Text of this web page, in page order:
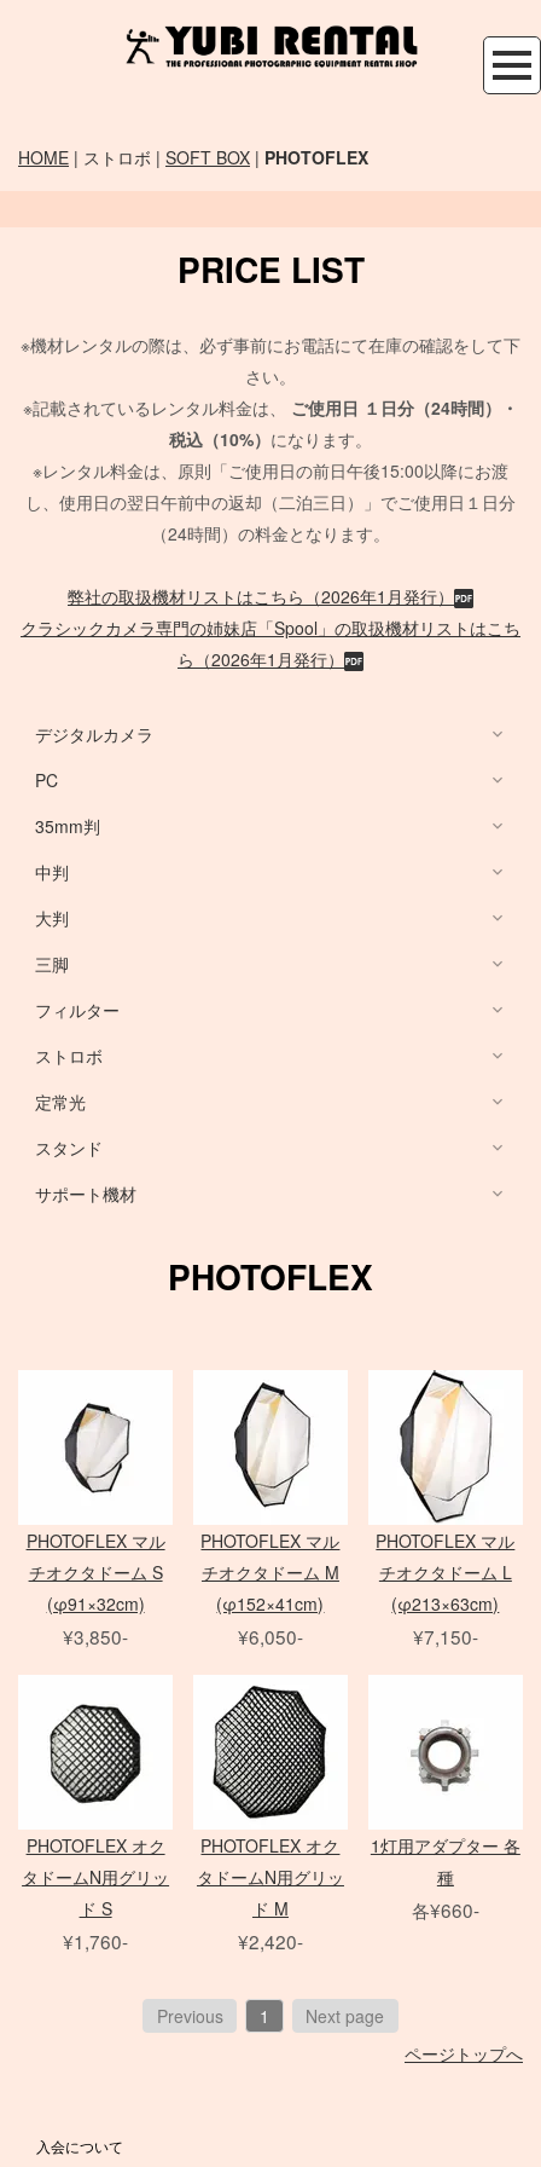
HOME | ストロボ | SOFT BOX | PHOTOFLEX
PRICE LIST
※機材レンタルの際は、必ず事前にお電話にて在庫の確認をして下
さい。
※記載されているレンタル料金は、 ご使用日 １日分（24時間）・
税込（10%） になります。
※レンタル料金は、原則「ご使用日の前日午後15:00以降にお渡
し、使用日の翌日午前中の返却（二泊三日）」でご使用日１日分
（24時間）の料金となります。
弊社の取扱機材リストはこちら（2026年1月発行）
クラシックカメラ専門の姉妹店「Spool」の取扱機材リストはこち
ら（2026年1月発行）
デジタルカメラ
デジタルカメラ
Nikon DSLR
Sony ミラーレス
Nikon ミラーレス
FUJIFILM GFXシリーズ
デジタルバック
PHASE ONE Pシリーズ
PHASE ONE IQシリーズ
PHASE ONE 中判カメラ
デジタルアクセサリ
バッテリーグリップ
PC
PC
ノートブック PC
PC用 周辺機器
PC用 外付バッテリー
PC用 アクセサリ
PCモニター
EIZO モニター
モニター用 アクセサリ
ケーブル / アダプター
映像出力用 変換アダプタ
35mm判
Canon Lens
EF 単焦点レンズ
EF ズームレンズ
Nikon Lens
Zマウントレンズ
AF-S ズームレンズ
Micro レンズ
PC / PC-E レンズ
AI レンズ
アクセサリ
スピードライト
レリーズ
Sony Lens
中判
PHASE ONE
Schneider 645 レンズ
H カメラ
HC レンズ
アクセサリ
Mamiya 645 AF
セコールD レンズ
オールド AFレンズ
アクセサリ
FUJIFILM GFX
大判
Sinar
COLAVOLEX
PHASE ONE アクセサリ
Film Camera / Lens
大判 在庫リスト
三脚
Manfrotto
一脚
三脚
雲台・他
QUICK-SET
ハスキー三脚
フィルター
HARRISON
アダプター
TIFFEN
アダプター
Kenko
ND フィルター
クロスフィルター
ストロボ
モノブロック
（バッテリータイプ）
オパライト
ソフトボックス
エフェクトランプ
ピコライト
アクセサリ
Profoto
ヘッド
（ACタイプ）
オパライト
定常光
Aupture LEDライト
STORM シリーズ
Light Storm シリーズ
amaran シリーズ
NOVA シリーズ
INFINIBAR シリーズ
アクセサリ
ソフトボックス
スポットライトマウント
フレネル・バーンドア
その他 LEDライト
ARRI
スタンド
Manfrotto
Avenger
センチュリースタンド
Other Brand
クランプ
Manfrotto
Avenger
Other Brand
サポート機材
MINOLTA
SEKONIC
Kenko
レフ
折り畳みレフ
ロールレフ
スクリムジム
ライトパネル
布/フレーム/他
PHOTOFLEX
PHOTOFLEX マル
チオクタドーム S
(φ91×32cm)
¥3,850-
PHOTOFLEX マル
チオクタドーム M
(φ152×41cm)
¥6,050-
PHOTOFLEX マル
チオクタドーム L
(φ213×63cm)
¥7,150-
PHOTOFLEX オク
タドームN用グリッ
ド S
¥1,760-
PHOTOFLEX オク
タドームN用グリッ
ド M
¥2,420-
1灯用アダプター 各
種
各¥660-
Previous Next page
1
ページトップへ
入会について